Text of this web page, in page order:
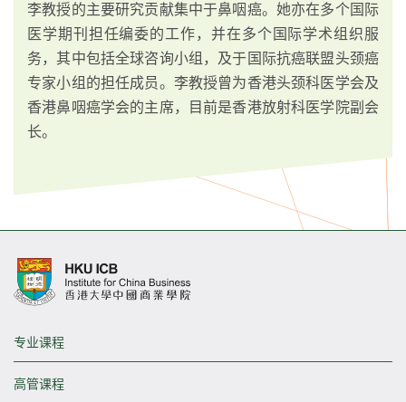
李教授的主要研究贡献集中于鼻咽癌。她亦在多个国际
医学期刊担任编委的工作，并在多个国际学术组织服
务，其中包括全球咨询小组，及于国际抗癌联盟头颈癌
专家小组的担任成员。李教授曾为香港头颈科医学会及
香港鼻咽癌学会的主席，目前是香港放射科医学院副会
长。
专业课程
高管课程